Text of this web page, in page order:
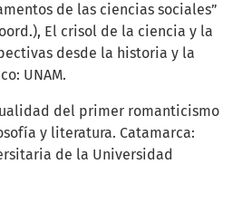
de las ciencias sociales”
El crisol de la ciencia y la
desde la historia y la
UNAM.
del primer romanticismo
y literatura. Catamarca:
de la Universidad